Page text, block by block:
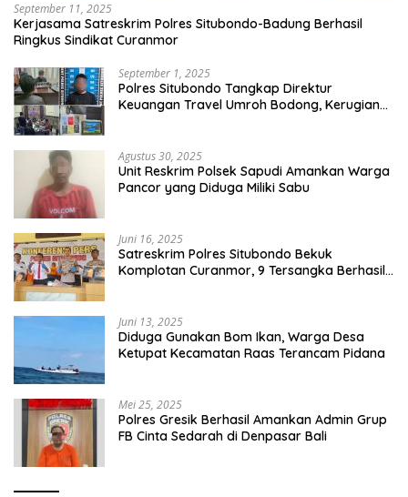
September 11, 2025
Kerjasama Satreskrim Polres Situbondo-Badung Berhasil
Ringkus Sindikat Curanmor
September 1, 2025
Polres Situbondo Tangkap Direktur
Keuangan Travel Umroh Bodong, Kerugian
Agustus 30, 2025
Unit Reskrim Polsek Sapudi Amankan Warga
Pancor yang Diduga Miliki Sabu
Juni 16, 2025
Satreskrim Polres Situbondo Bekuk
Komplotan Curanmor, 9 Tersangka Berhasil
Juni 13, 2025
Diduga Gunakan Bom Ikan, Warga Desa
Ketupat Kecamatan Raas Terancam Pidana
Mei 25, 2025
Polres Gresik Berhasil Amankan Admin Grup
FB Cinta Sedarah di Denpasar Bali